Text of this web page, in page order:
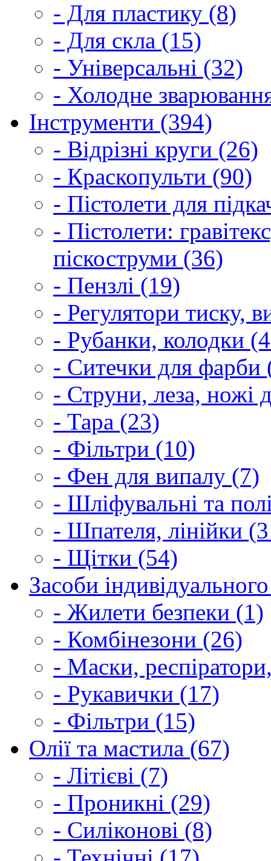
- Для пластику (8)
- Для скла (15)
- Універсальні (32)
- Холодне
Інструменти (394)
- Відрізні круги (26)
- Краскопульти (90)
- Пістолети для
- Пістолети:
піскоструми (36)
- Пензлі (19)
- Регулятори тиску,
- Рубанки, колодки
- Ситечки для фарби
- Струни, леза, ножі
- Тара (23)
- Фільтри (10)
- Фен для випалу (7)
- Шліфувальні та
- Шпателя, лінійки
- Щітки (54)
Засоби
- Жилети безпеки (1)
- Комбінезони (26)
- Маски,
- Рукавички (17)
- Фільтри (15)
Олії та мастила (67)
- Літієві (7)
- Проникні (29)
- Силіконові (8)